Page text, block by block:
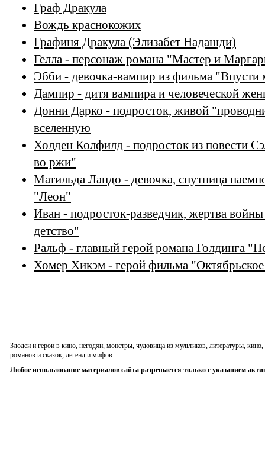
Граф Дракула
Вождь краснокожих
Графиня Дракула (Элизабет Надашди)
Гелла - персонаж романа "Мастер и
Эбби - девочка-вампир из фильма "Впусти
Дампир - дитя вампира и человеческой
Донни Дарко - подросток, живой
вселенную
Холден Колфилд - подросток из повести
во ржи"
Матильда Ландо - девочка, спутница
"Леон"
Иван - подросток-разведчик, жертва
детство"
Ральф - главный герой романа Голдинга
Хомер Хикэм - герой фильма
Злодеи и герои в кино, негодяи, монстры, чудовища из мультиков, литературы,
романов и сказок, легенд и мифов.
Любое использование материалов сайта разрешается только с указанием